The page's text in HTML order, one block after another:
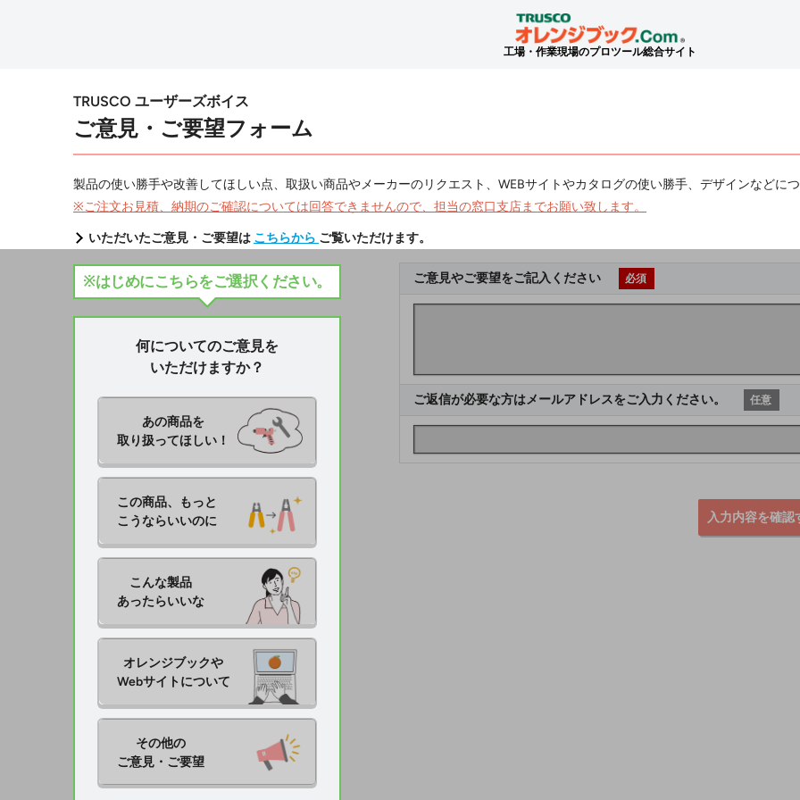
工場・作業現場のプロツール総合サイト
TRUSCO ユーザーズボイス
ご意見・ご要望フォーム
製品の使い勝手や改善してほしい点、取扱い商品やメーカーのリクエスト、WEBサイトやカタログの使い勝手、デザインなどに
※ご注文お見積、納期のご確認については回答できませんので、担当の窓口支店までお願い致します。
いただいたご意見・ご要望は こちらから ご覧いただけます。
※はじめにこちらをご選択ください。
何についてのご意見を
いただけますか？
あの商品を
取り扱ってほしい！
この商品、もっと
こうならいいのに
こんな製品
あったらいいな
オレンジブックや
Webサイトについて
その他の
ご意見・ご要望
ご意見やご要望をご記入ください 必須
ご返信が必要な方はメールアドレスをご入力ください。 任意
入力内容を確認